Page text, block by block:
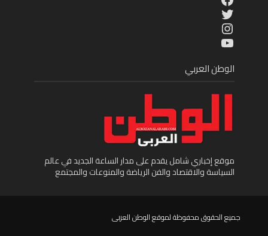
Twitter
Instagram
YouTube
الوطن العربي
موقع إخباري شامل يقدم على مدار الساعة الجديد في عالم
السياسة والاقتصاد والفن الرياضة والمنوعات والمجتمع
جميع الحقوق محفوظة لموقع الوطن العربى